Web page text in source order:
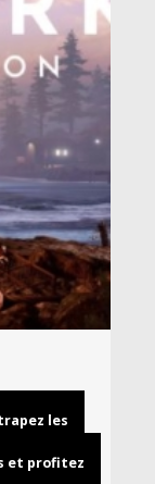
les
et profitez